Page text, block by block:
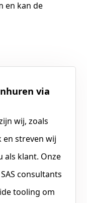
en kan de
via
wij, zoals
en streven wij
als klant. Onze
consultants
tooling om